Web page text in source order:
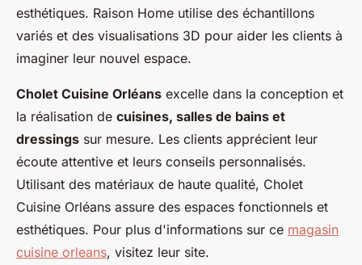
esthétiques. Raison Home utilise des échantillons
variés et des visualisations 3D pour aider les clients à
imaginer leur nouvel espace.
Cholet Cuisine Orléans excelle dans la conception et
la réalisation de cuisines, salles de bains et
dressings sur mesure. Les clients apprécient leur
écoute attentive et leurs conseils personnalisés.
Utilisant des matériaux de haute qualité, Cholet
Cuisine Orléans assure des espaces fonctionnels et
esthétiques. Pour plus d'informations sur ce magasin
cuisine orleans, visitez leur site.